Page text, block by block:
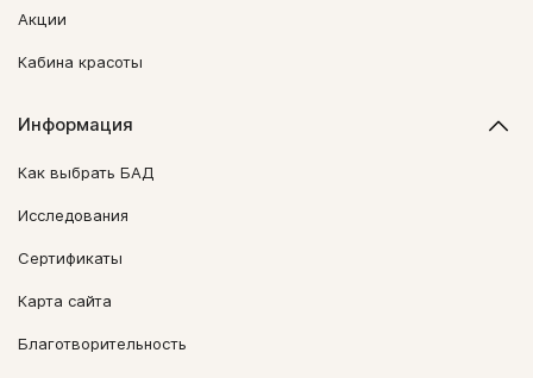
Акции
Кабина красоты
Информация
Как выбрать БАД
Исследования
Сертификаты
Карта сайта
Благотворительность